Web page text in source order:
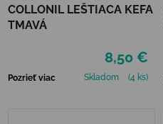
COLLONIL LEŠTIACA KEFA
TMAVÁ
8,50 €
Pozrieť viac Skladom (4 ks)